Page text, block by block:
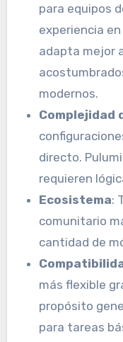
para equipos
experiencia
adapta mejor
modernos.
Complejidad
directo.
requieren
Ecosistema:
comunitario
cantidad de
más flexible
propósito
para tareas